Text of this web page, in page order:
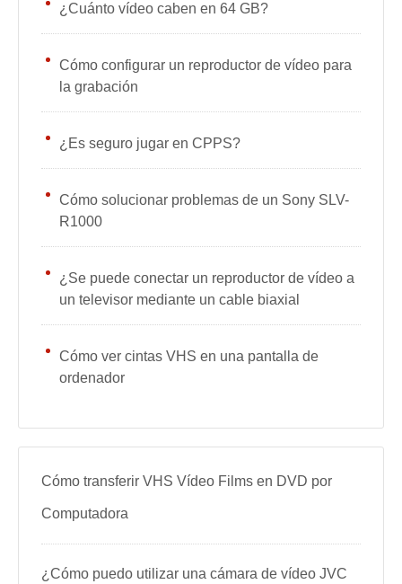
¿Cuánto vídeo caben en 64 GB?
Cómo configurar un reproductor de vídeo para
la grabación
¿Es seguro jugar en CPPS?
Cómo solucionar problemas de un Sony SLV-
R1000
¿Se puede conectar un reproductor de vídeo a
un televisor mediante un cable biaxial
Cómo ver cintas VHS en una pantalla de
ordenador
Cómo transferir VHS Vídeo Films en DVD por
Computadora
¿Cómo puedo utilizar una cámara de vídeo JVC